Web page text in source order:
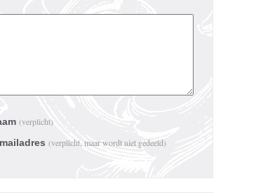
(verplicht)
(verplicht, maar wordt niet gedeeld)